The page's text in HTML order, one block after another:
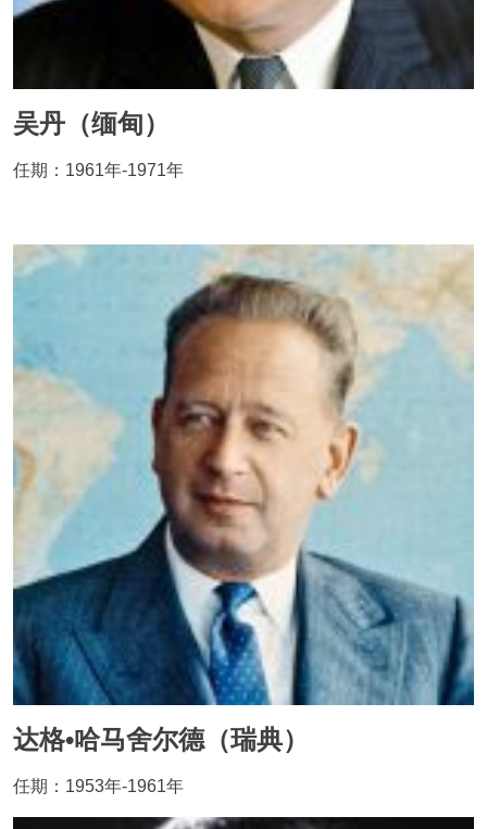
吴丹（缅甸）
任期：1961年-1971年
Image
达格•哈马舍尔德（瑞典）
任期：1953年-1961年